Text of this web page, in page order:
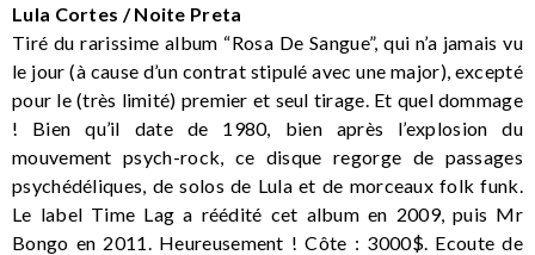
Lula Cortes / Noite Preta
Tiré du rarissime album “Rosa De Sangue”, qui n’a jamais vu
le jour (à cause d’un contrat stipulé avec une major), excepté
pour le (très limité) premier et seul tirage. Et quel dommage
! Bien qu’il date de 1980, bien après l’explosion du
mouvement psych-rock, ce disque regorge de passages
psychédéliques, de solos de Lula et de morceaux folk funk.
Le label Time Lag a réédité cet album en 2009, puis Mr
Bongo en 2011. Heureusement ! Côte : 3000$. Ecoute de